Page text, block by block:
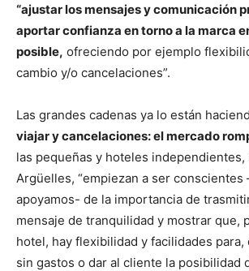
“ajustar los mensajes y comunicación
aportar confianza en torno a la marca
posible, ofreciendo por ejemplo
cambio y/o cancelaciones”.
Las grandes cadenas ya lo están
viajar y cancelaciones: el mercado
las pequeñas y hoteles independientes,
Argüelles, “empiezan a ser conscientes
apoyamos- de la importancia de
mensaje de tranquilidad y mostrar que,
hotel, hay flexibilidad y facilidades para,
sin gastos o dar al cliente la posibilidad